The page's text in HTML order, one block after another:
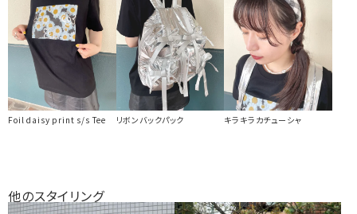
Foil daisy print s/s Tee リボンバックパック キラキラカチューシャ
他のスタイリング